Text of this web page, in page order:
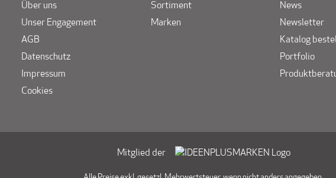
Über uns
Unser Engagement
AGB
Datenschutz
Impressum
Cookies
Sortiment
Marken
News
Newsletter
Katalog
Portfolio
Mitglied der